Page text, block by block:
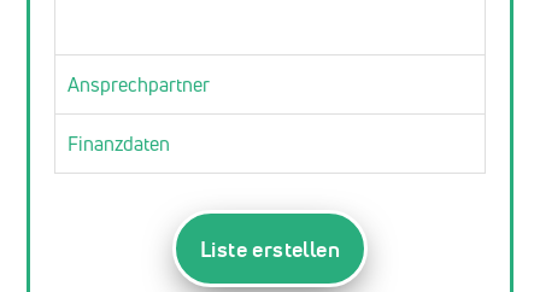
Ansprechpartner
Finanzdaten
Liste erstellen